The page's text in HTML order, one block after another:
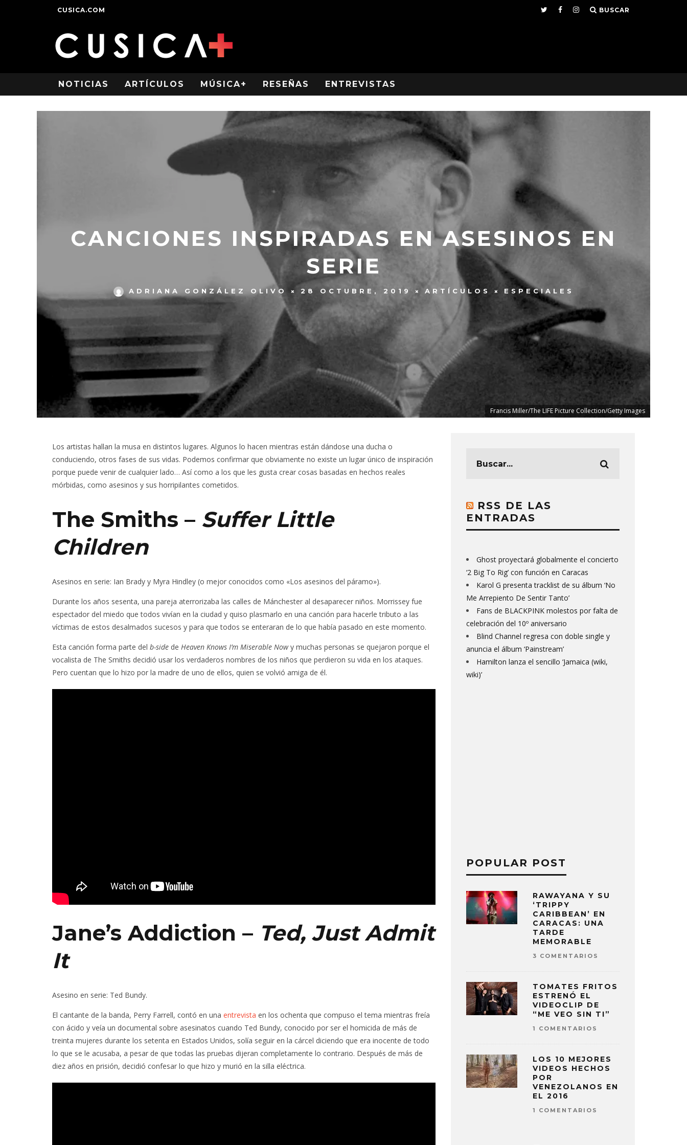
CUSICA.COM BUSCAR
NOTICIAS ARTÍCULOS MÚSICA+ RESEÑAS ENTREVISTAS
CANCIONES INSPIRADAS EN ASESINOS EN
SERIE
ADRIANA GONZÁLEZ OLIVO 28 OCTUBRE, 2019 ARTÍCULOS ESPECIALES
Francis Miller/The LIFE Picture Collection/Getty Images
Los artistas hallan la musa en distintos lugares. Algunos lo hacen mientras están dándose una ducha o
conduciendo, otros fases de sus vidas. Podemos confirmar que obviamente no existe un lugar único de inspiración
porque puede venir de cualquier lado… Así como a los que les gusta crear cosas basadas en hechos reales
mórbidas, como asesinos y sus horripilantes cometidos.
The Smiths – Suffer Little
Children
Asesinos en serie: Ian Brady y Myra Hindley (o mejor conocidos como «Los asesinos del páramo»).
Durante los años sesenta, una pareja aterrorizaba las calles de Mánchester al desaparecer niños. Morrissey fue
espectador del miedo que todos vivían en la ciudad y quiso plasmarlo en una canción para hacerle tributo a las
víctimas de estos desalmados sucesos y para que todos se enteraran de lo que había pasado en este momento.
Esta canción forma parte del b-side de Heaven Knows I’m Miserable Nowy muchas personas se quejaron porque el
vocalista de The Smiths decidió usar los verdaderos nombres de los niños que perdieron su vida en los ataques.
Pero cuentan que lo hizo por la madre de uno de ellos, quien se volvió amiga de él.
Jane’s Addiction – Ted, Just Admit
It
Asesino en serie: Ted Bundy.
El cantante de la banda, Perry Farrell, contó en una entrevista en los ochenta que compuso el tema mientras freía
con ácido y veía un documental sobre asesinatos cuando Ted Bundy, conocido por ser el homicida de más de
treinta mujeres durante los setenta en Estados Unidos, solía seguir en la cárcel diciendo que era inocente de todo
lo que se le acusaba, a pesar de que todas las pruebas dijeran completamente lo contrario. Después de más de
diez años en prisión, decidió confesar lo que hizo y murió en la silla eléctrica.
RSS DE LAS
ENTRADAS
Ghost proyectará globalmente el concierto
‘2 Big To Rig’ con función en Caracas
Karol G presenta tracklist de su álbum ‘No
Me Arrepiento De Sentir Tanto’
Fans de BLACKPINK molestos por falta de
celebración del 10º aniversario
Blind Channel regresa con doble single y
anuncia el álbum ‘Painstream’
Hamilton lanza el sencillo ‘Jamaica (wiki,
wiki)’
POPULAR POST
RAWAYANA Y SU
‘TRIPPY
CARIBBEAN’ EN
CARACAS: UNA
TARDE
MEMORABLE
3 COMENTARIOS
TOMATES FRITOS
ESTRENÓ EL
VIDEOCLIP DE
“ME VEO SIN TI”
1 COMENTARIOS
LOS 10 MEJORES
VIDEOS HECHOS
POR
VENEZOLANOS EN
EL 2016
1 COMENTARIOS